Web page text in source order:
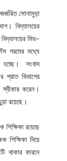
সোনামুড়া
বিদ্যালয়ের
মিড-
গরমের মধ্যে
হচ্ছে। সংবাদ
প্রাত বিভাগের
করেন।
রয়েছে।
রয়েছে
দিয়ে
থাকার কারনে